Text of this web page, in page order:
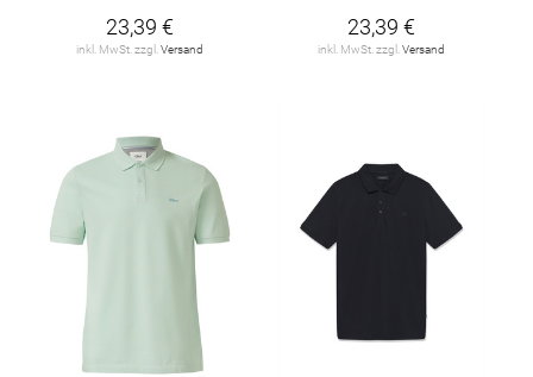
23,39 €
inkl. MwSt. zzgl.Versand
23,39 €
inkl. MwSt. zzgl.Versand